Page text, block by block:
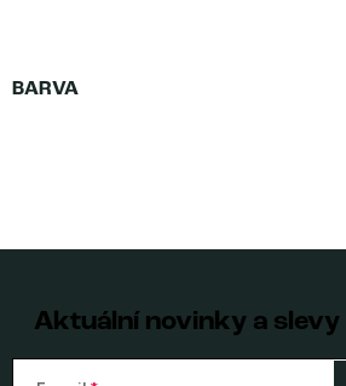
Aktuální novinky a slevy